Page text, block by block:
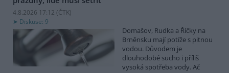
4.8.2026 17:12 (ČTK)
Diskuse: 9
Domašov, Rudka a Říčky na
Brněnsku mají potíže s pitnou
vodou. Důvodem je
dlouhodobé sucho i příliš
vysoká spotřeba vody. Ač